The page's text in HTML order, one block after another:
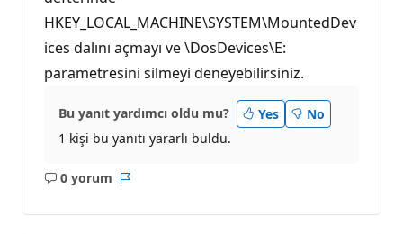
HKEY_LOCAL_MACHINE\SYSTEM\MountedDev
ices dalını açmayı ve \DosDevices\E:
parametresini silmeyi deneyebilirsiniz.
Bu yanıt yardımcı oldu mu? Yes
No
1 kişi bu yanıtı yararlı buldu.
0 yorum
Açıklama